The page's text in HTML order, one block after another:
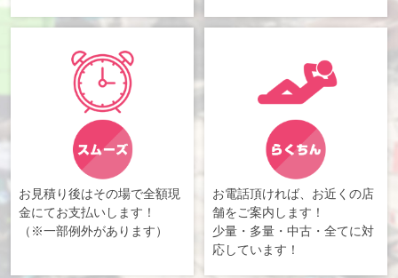
お見積り後はその場で全額現
金にてお支払いします！
（※一部例外があります）
お電話頂ければ、お近くの店
舗をご案内します！
少量・多量・中古・全てに対
応しています！